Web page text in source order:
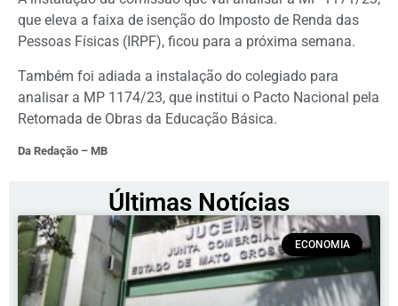
que eleva a faixa de isenção do Imposto de Renda das
Pessoas Físicas (IRPF), ficou para a próxima semana.
Também foi adiada a instalação do colegiado para
analisar a MP 1174/23, que institui o Pacto Nacional pela
Retomada de Obras da Educação Básica.
Da Redação – MB
Últimas Notícias
ECONOMIA